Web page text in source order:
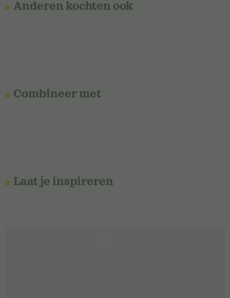
Anderen kochten ook
Combineer met
Laat je inspireren